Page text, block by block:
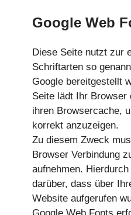
Google Web
Diese Seite nutzt zur
Schriftarten so
Google bereitgestellt
Seite lädt Ihr Browser
ihren Browsercache,
korrekt anzuzeigen.
Zu diesem Zweck
Browser Verbindung
aufnehmen.
darüber, dass über
Website aufgerufen